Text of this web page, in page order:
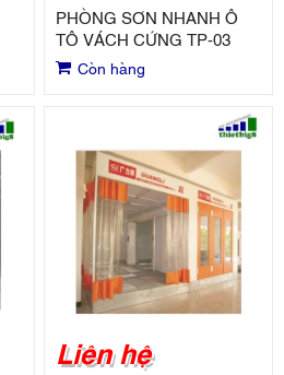
PHÒNG SƠN NHANH Ô
TÔ VÁCH CỨNG TP-03
Còn hàng
Liên hệ